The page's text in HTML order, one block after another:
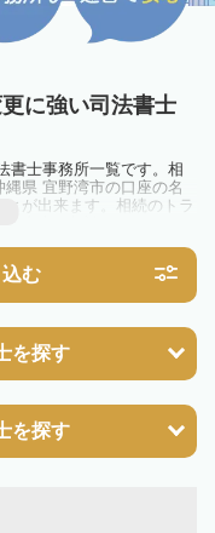
に強い司法書士
書士事務所一覧です。相
県 宜野湾市の口座の名
が出来ます。相続のトラ
書士に相談してみましょ
む
を探す
を探す